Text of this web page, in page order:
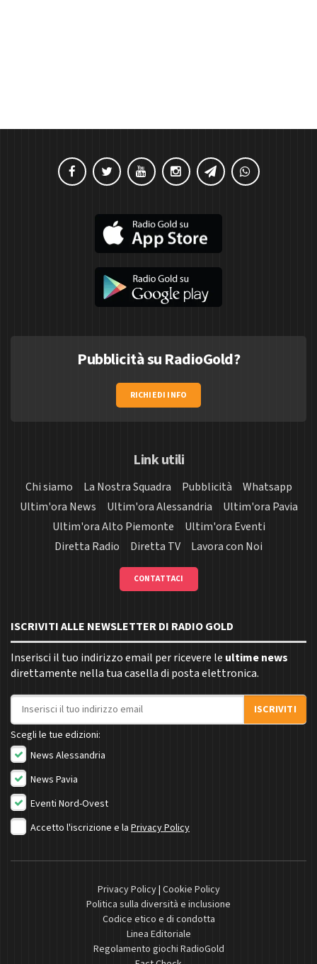
Pubblicità su RadioGold?
RICHIEDI INFO
Link utili
Chi siamo La Nostra Squadra Pubblicità
Whatsapp
Ultim'ora News
Ultim'ora Alessandria
Ultim'ora Pavia
Ultim'ora Alto Piemonte
Ultim'ora Eventi
Diretta Radio
Diretta TV Lavora con Noi
CONTATTACI
ISCRIVITI ALLE NEWSLETTER DI RADIO GOLD
Inserisci il tuo indirizzo email per ricevere le ultime news
direttamente nella tua casella di posta elettronica.
Indirizzo email
ISCRIVITI
Scegli le tue edizioni:
News Alessandria
News Pavia
Eventi Nord-Ovest
Accetto l'iscrizione e la Privacy Policy
Privacy Policy| Cookie Policy
Politica sulla diversità e inclusione
Codice etico e di condotta
Linea Editoriale
Regolamento giochi RadioGold